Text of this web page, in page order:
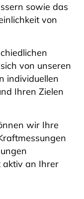
sowie das
von
von unseren
individuellen
Ihren Zielen
wir Ihre
aktiv an Ihrer